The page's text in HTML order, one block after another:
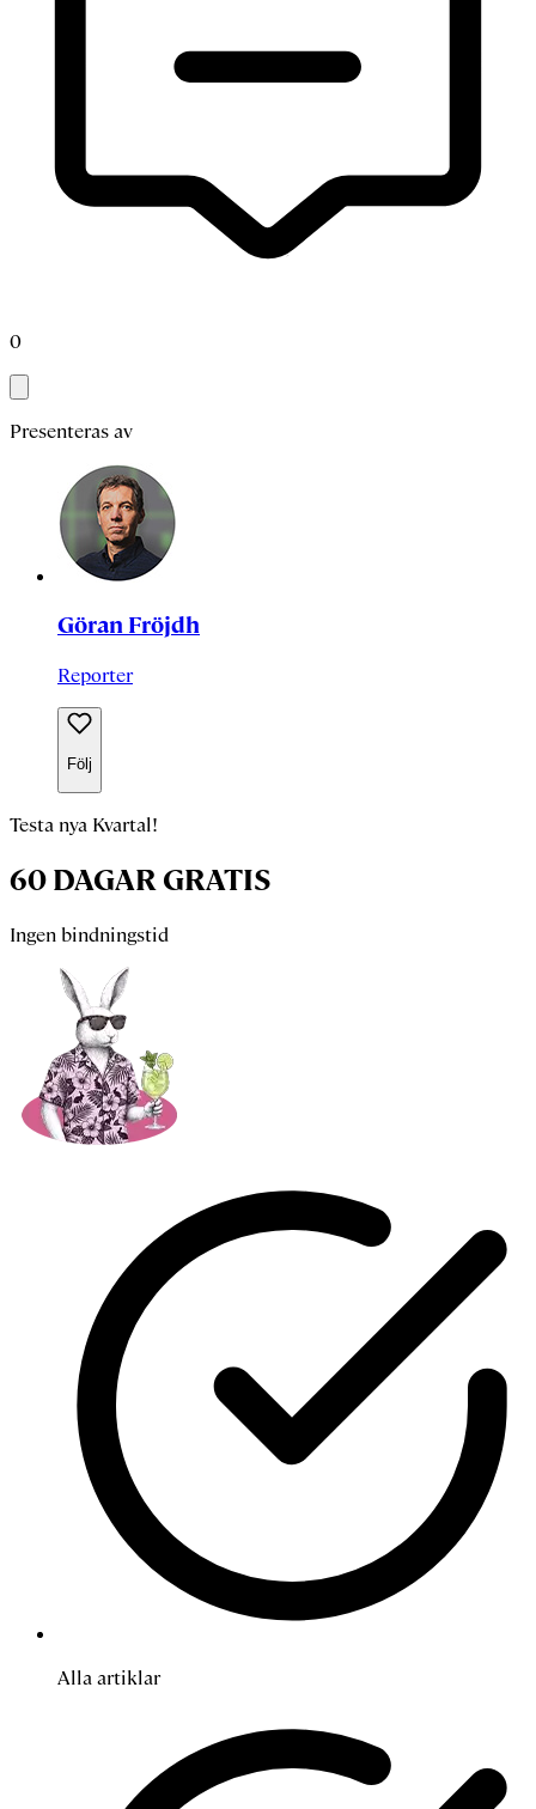
0
Presenteras av
Göran Fröjdh
Reporter
Följ
Testa nya Kvartal!
60 DAGAR GRATIS
Ingen bindningstid
Alla artiklar